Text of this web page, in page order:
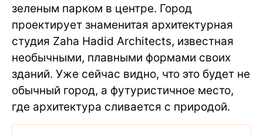
зеленым парком в центре. Город
проектирует знаменитая архитектурная
студия Zaha Hadid Architects, известная
необычными, плавными формами своих
зданий. Уже сейчас видно, что это будет не
обычный город, а футуристичное место,
где архитектура сливается с природой.